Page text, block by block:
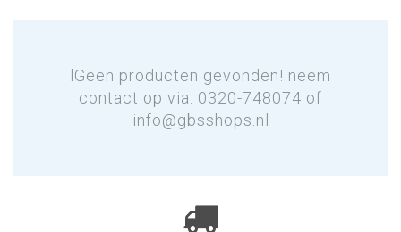
lGeen producten gevonden! neem
contact op via: 0320-748074 of
info@gbsshops.nl